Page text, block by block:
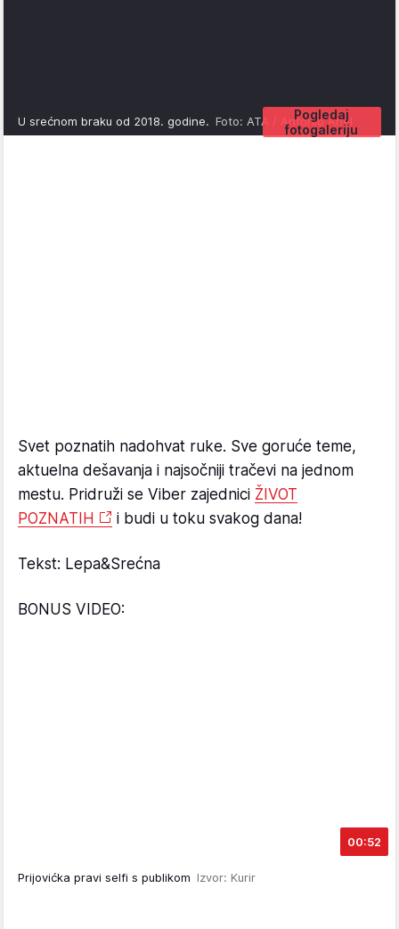
Pogledaj
fotogaleriju
U srećnom braku od 2018. godine. Foto: ATA / Antonio Ahel
Svet poznatih nadohvat ruke. Sve goruće teme,
aktuelna dešavanja i najsočniji tračevi na jednom
mestu. Pridruži se Viber zajednici ŽIVOT
POZNATIH
i budi u toku svakog dana!
Tekst: Lepa&Srećna
BONUS VIDEO:
00:52
Prijovićka pravi selfi s publikom Izvor: Kurir